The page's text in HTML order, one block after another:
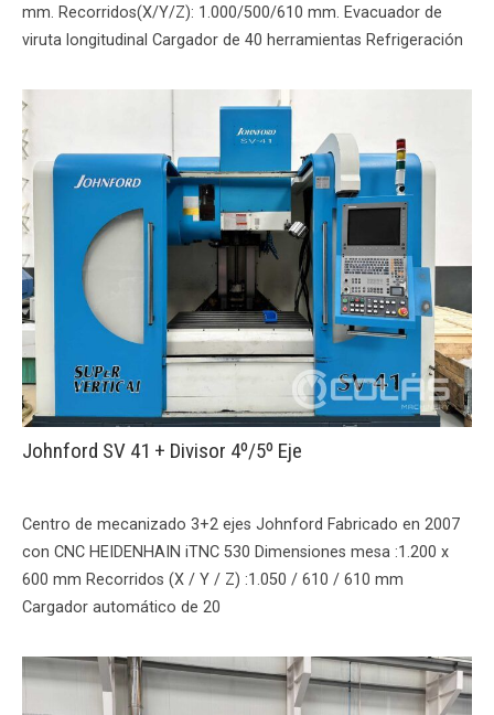
mm. Recorridos(X/Y/Z): 1.000/500/610 mm. Evacuador de
viruta longitudinal Cargador de 40 herramientas Refrigeración
Johnford SV 41 + Divisor 4º/5º Eje
Centro de mecanizado 3+2 ejes Johnford Fabricado en 2007
con CNC HEIDENHAIN iTNC 530 Dimensiones mesa :1.200 x
600 mm Recorridos (X / Y / Z) :1.050 / 610 / 610 mm
Cargador automático de 20